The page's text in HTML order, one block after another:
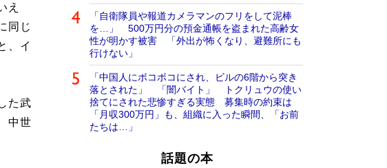
え
同じ
、イ
た武
中世
「自衛隊員や報道カメラマンのフリをして泥棒
を…」 500万円分の預金通帳を盗まれた高齢女
性が明かす被害 「外出が怖くなり、避難所にも
行けない」
「中国人にボコボコにされ、ビルの6階から突き
落とされた」 「闇バイト」 トクリュウの使い
捨てにされた悲惨すぎる実態 募集時の約束は
「月収300万円」も、組織に入った瞬間、「お前
たちは…」
話題の本